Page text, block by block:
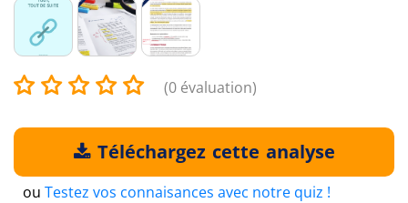
(0 évaluation)
Téléchargez cette analyse
ou Testez vos connaisances avec notre quiz !